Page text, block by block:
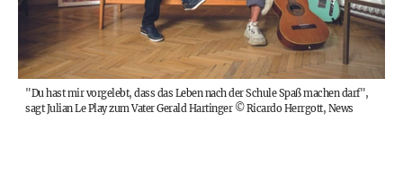
"Du hast mir vorgelebt, dass das Leben nach der Schule Spaß machen darf",
sagt Julian Le Play zum Vater Gerald Hartinger©Ricardo Herrgott, News